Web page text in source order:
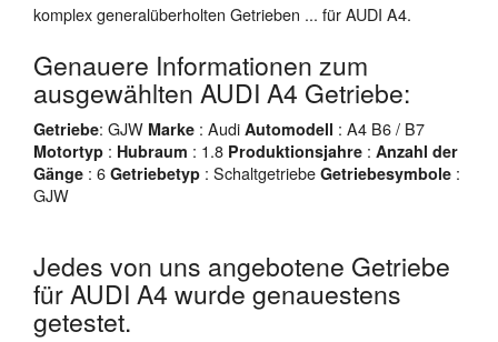
komplex generalüberholten Getrieben ... für AUDI A4.
Genauere Informationen zum
ausgewählten AUDI A4 Getriebe:
Getriebe: GJW Marke : Audi Automodell : A4 B6 / B7
Motortyp : Hubraum : 1.8 Produktionsjahre : Anzahl der
Gänge : 6 Getriebetyp : Schaltgetriebe Getriebesymbole :
GJW
Jedes von uns angebotene Getriebe
für AUDI A4 wurde genauestens
getestet.